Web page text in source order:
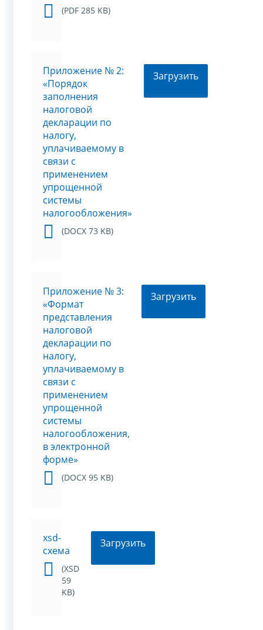
(PDF 285 KB)
Приложение № 2:
«Порядок
заполнения
налоговой
декларации по
налогу,
уплачиваемому в
связи с
применением
упрощенной
системы
налогообложения»
(DOCX 73 KB)
Загрузить
Приложение № 3:
«Формат
представления
налоговой
декларации по
налогу,
уплачиваемому в
связи с
применением
упрощенной
системы
налогообложения,
в электронной
форме»
(DOCX 95 KB)
Загрузить
xsd-
схема
(XSD
59
KB)
Загрузить